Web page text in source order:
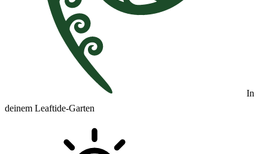
In
deinem Leaftide-Garten